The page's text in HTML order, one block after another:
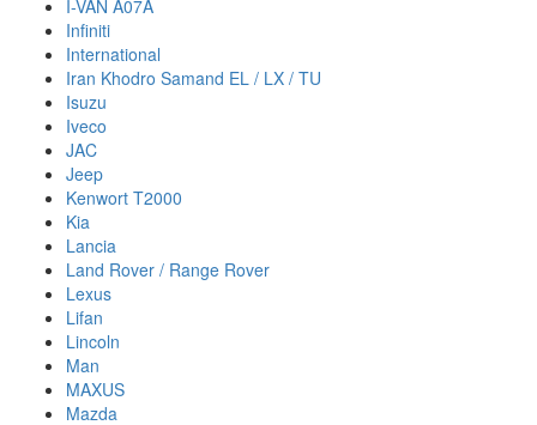
I-VAN A07A
Infiniti
International
Iran Khodro Samand EL / LX / TU
Isuzu
Iveco
JAC
Jeep
Kenwort T2000
Kia
Lancia
Land Rover / Range Rover
Lexus
Lifan
Lincoln
Man
MAXUS
Mazda